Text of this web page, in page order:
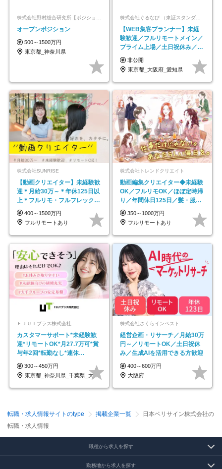
株式会社野村総合研究所【ポジションマッチ登録】
オープンポジション
500～1500万円
東京都_神奈川県
株式会社ぐるなび （東証スタンダード上場）
【WEB集客プランナー】未経
験歓迎／フルリモートメイン／
プライム上場／土日祝休み／東
京・大阪・名古屋
非公開
東京都_大阪府_愛知県
株式会社SUNRISE
【動画クリエイター】未経験歓
迎＊月給30万～＊年休125日以
上＊フルリモ・フルフレックス
◆10名の採用が決定◆
400～1500万円
フルリモートあり
株式会社トレンドクリエイト
動画編集クリエイター◆未経験
OK／フルリモOK／ほぼ定時帰
り／年間休日125日／髪・服・
ネイル自由／副業OK
350～1000万円
フルリモートあり
ＦＪＵＴプラス株式会社
カスタマーサポート*未経験歓
迎*リモートOK*月27.7万可*賞
与年2回*転勤なし*連休
OK/ZE010232
300～450万円
東京都_神奈川県_千葉県_大阪府_愛知県…
株式会社さくらインベスト
経営企画・リサーチ／月給30万
円～／リモートOK／土日祝休
み／生成AIを活用できる方歓迎
400～600万円
大阪府
転職・求人情報サイトのtype 掲載企業一覧
日本ベリサイン株式会社の
転職・求人情報
職種から求人を探す
勤務地から求人を探す